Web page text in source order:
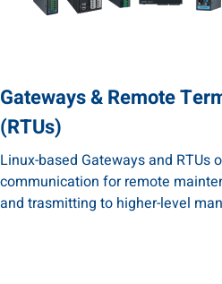
Gateways & Remote
(RTUs)
Linux-based Gateways and RTUs
communication for remote
and trasmitting to higher-level